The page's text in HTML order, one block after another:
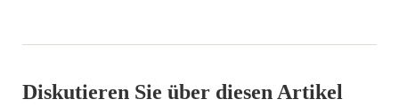
Diskutieren Sie über diesen Artikel